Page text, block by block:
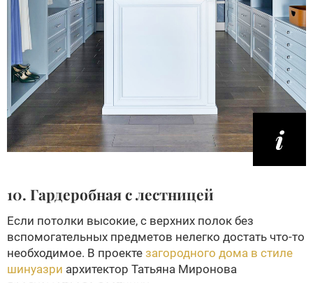
10. Гардеробная с лестницей
Если потолки высокие, с верхних полок без
вспомогательных предметов нелегко достать что-то
необходимое. В проекте загородного дома в стиле
шинуазри архитектор Татьяна Миронова